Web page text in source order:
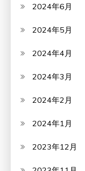
2024年6月
2024年5月
2024年4月
2024年3月
2024年2月
2024年1月
2023年12月